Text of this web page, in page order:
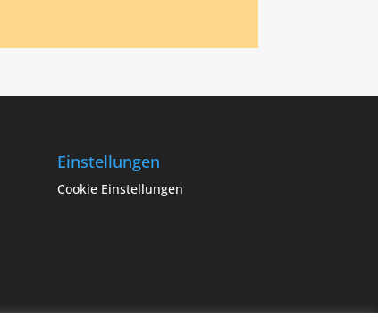
Einstellungen
Cookie Einstellungen